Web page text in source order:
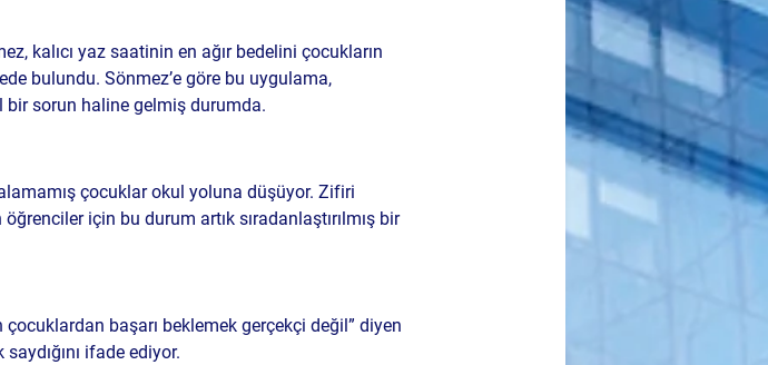
, kalıcı yaz saatinin en ağır bedelini çocukların
bulundu. Sönmez’e göre bu uygulama,
bir sorun haline gelmiş durumda.
çocuklar okul yoluna düşüyor. Zifiri
için bu durum artık sıradanlaştırılmış bir
başarı beklemek gerçekçi değil” diyen
ifade ediyor.